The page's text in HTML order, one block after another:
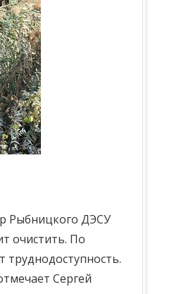
Рыбницкого ДЭСУ
очистить. По
труднодоступность.
Сергей